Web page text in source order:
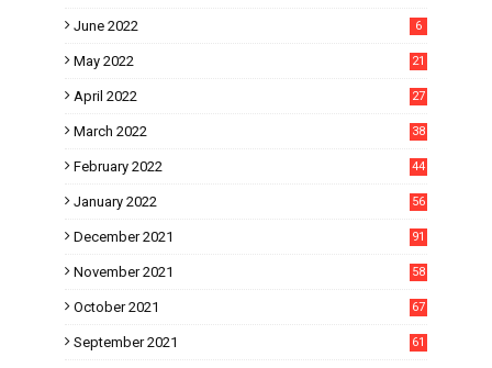
June 2022 6
May 2022 21
April 2022 27
March 2022 38
February 2022 44
January 2022 56
December 2021 91
November 2021 58
October 2021 67
September 2021 61